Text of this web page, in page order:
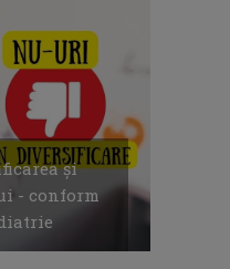
și
- conform